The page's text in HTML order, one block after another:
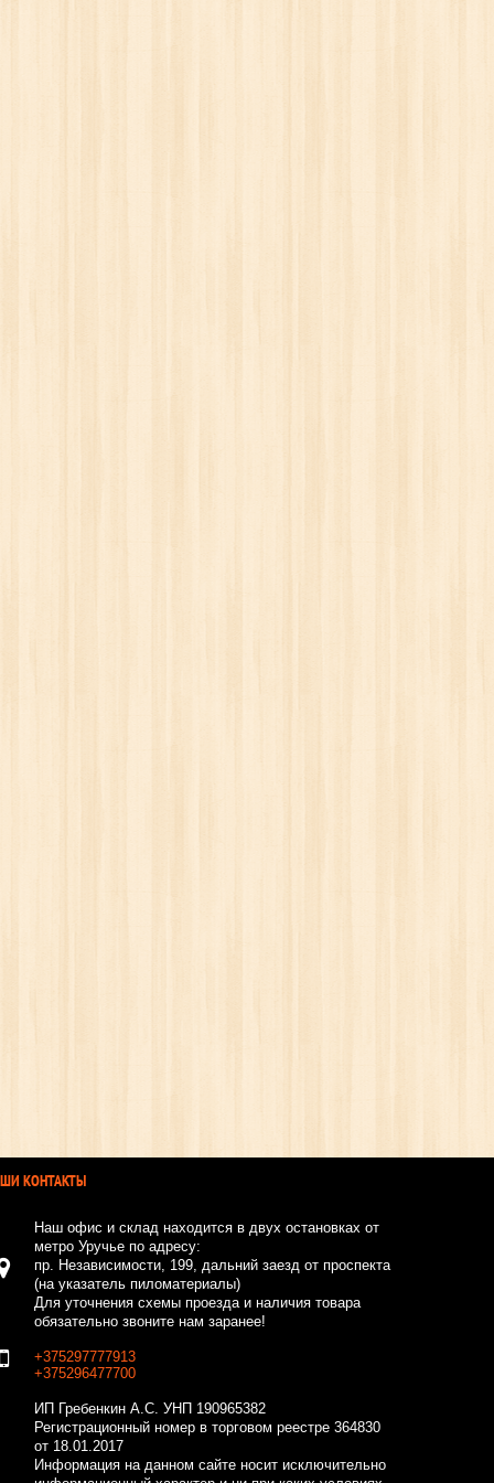
КОНТАКТЫ
Наш офис и склад находится в двух остановках от
метро Уручье по адресу:
пр. Независимости, 199, дальний заезд от проспекта
(на указатель пиломатериалы)
Для уточнения схемы проезда и наличия товара
обязательно звоните нам заранее!
+375297777913
+375296477700
ИП Гребенкин А.С. УНП 190965382
Регистрационный номер в торговом реестре 364830
от 18.01.2017
Информация на данном сайте носит исключительно